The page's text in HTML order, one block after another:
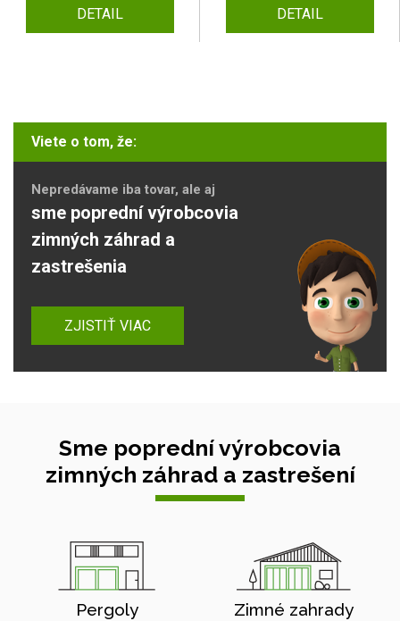
DETAIL DETAIL
Viete o tom, že:
Nepredávame iba tovar, ale aj
sme poprední výrobcovia
zimných záhrad a
zastrešenia
ZJISTIŤ VIAC
Sme poprední výrobcovia
zimných záhrad a zastrešení
Pergoly Zimné zahrady